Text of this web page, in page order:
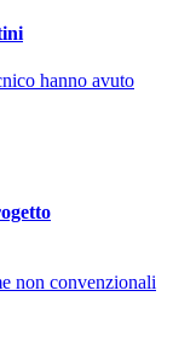
hanno avuto
non convenzionali